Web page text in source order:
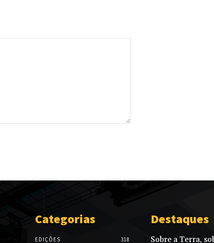
Categorias
EDIÇÕES 318
Destaques
Sobre a Terra,